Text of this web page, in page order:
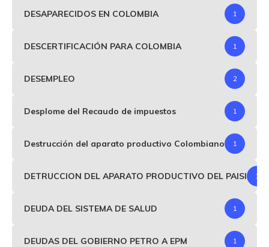
DESAPARECIDOS EN COLOMBIA 1
DESCERTIFICACIÓN PARA COLOMBIA 1
DESEMPLEO 2
Desplome del Recaudo de impuestos 1
Destrucción del aparato productivo Colombiano 1
DETRUCCION DEL APARATO PRODUCTIVO DEL PAISI 1
DEUDA DEL SISTEMA DE SALUD 1
DEUDAS DEL GOBIERNO PETRO A EPM 1